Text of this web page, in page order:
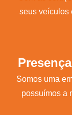
seus veículos
Somos uma
possuímos a